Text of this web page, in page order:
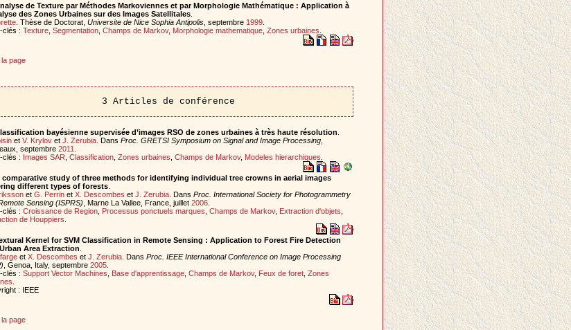
de Texture par Méthodes Markoviennes et par Morphologie Mathématique : Application à
des Zones Urbaines sur des Images Satellitales.
. Thèse de Doctorat, Universite de Nice Sophia Antipolis, septembre 1999.
clés : Texture, Segmentation, Champs de Markov, Morphologie mathematique, Zones urbaines
la page
3 Articles de conférence
bayésienne supervisée d’images RSO de zones urbaines à très haute résolution
et V. Krylovet J. Zerubia. Dans Proc. GRETSI Symposium on Signal and Image Processing,
septembre 2011
clés : Images SAR Classification, Zones urbaines Champs de Markov, Modeles hierarchiques
comparative study of three methods for identifying individual tree crowns in aerial images
different types of forests.
et G. Perrinet X. Descombes et J. Zerubia. Dans Proc. International Society for Photogrammetry
Sensing (ISPRS) , Marne La Vallee, France, juillet 2006.
clés : Croissance de Region, Processus ponctuels marques Champs de Markov, Extraction d'objets
de Houppiers
Kernel for SVM Classification in Remote Sensing : Application to Forest Fire Detection
Area Extraction
et X. Descombes et J. Zerubia. Dans Proc. IEEE International Conference on Image Processing
, Genoa, Italy, septembre 2005.
clés : Support Vector Machines Base d'apprentissage, Champs de Markov, Feux de foret, Zones
: IEEE
la page